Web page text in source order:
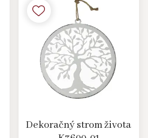
Dekoračný strom života